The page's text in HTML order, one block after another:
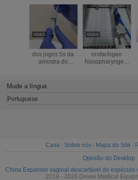
PCR direto viral
dos jogos 5s da
amostra do
Cotonete
orofaríngeo
Nasopharyngeal
Mude a língua
Portuguese
Casa Sobre nós Mapa do Site
Opinião do Desktop
China Expansor vaginal descartável do espéculo
2018 - 2026 Dewei Medical